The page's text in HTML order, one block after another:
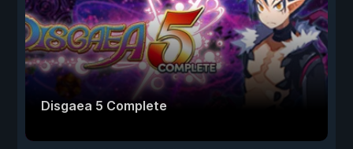
Disgaea 5 Complete